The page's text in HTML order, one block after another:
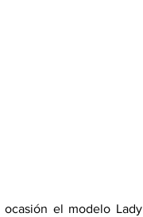
el modelo Lady